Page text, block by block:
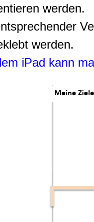
werden.
werden.
iPad kann